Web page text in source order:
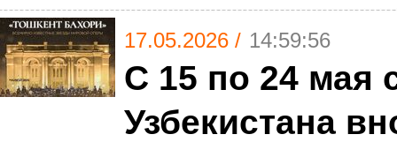
17.05.2026 / 14:59:56
С 15 по 24 мая
Узбекистана